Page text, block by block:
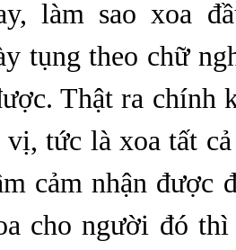
làm sao xoa
tụng theo chữ
Thật ra chính
vị, tức là xoa tất
cảm nhận được
cho người đó